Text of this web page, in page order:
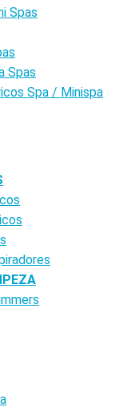
Spas
Spas
Spa / Minispa